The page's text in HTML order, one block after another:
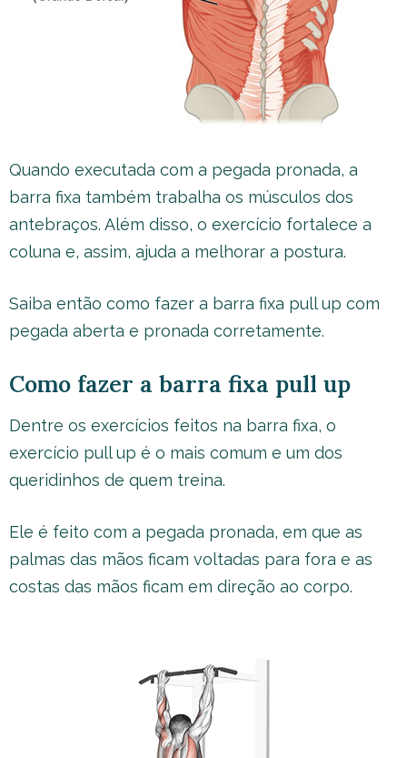
Quando executada com a pegada pronada, a
barra fixa também trabalha os músculos dos
antebraços. Além disso, o exercício fortalece a
coluna e, assim, ajuda a melhorar a postura.
Saiba então como fazer a barra fixa pull up com
pegada aberta e pronada corretamente.
Como fazer a barra fixa pull up
Dentre os exercícios feitos na barra fixa, o
exercício pull up é o mais comum e um dos
queridinhos de quem treina.
Ele é feito com a pegada pronada, em que as
palmas das mãos ficam voltadas para fora e as
costas das mãos ficam em direção ao corpo.